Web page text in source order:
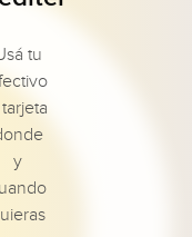
tu
y